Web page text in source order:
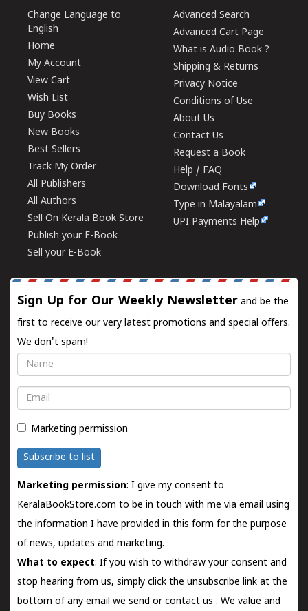
Change Language to
English
Home
My Account
View Cart
Wish List
Buy Books
New Books
Best Sellers
Track My Order
All Publishers
All Authors
Sell On Kerala Book Store
Publish your E-Book
Sell your E-Book
Advanced Search
Advanced Cart Page
What is Audio Book ?
Shipping & Returns
Privacy Notice
Conditions of Use
About Us
Contact Us
Request a Book
Help / FAQ
Download Fonts
Type in Malayalam
UPI Payments Help
Sign Up for Our Weekly Newsletter and be the
first to receive our very latest promotions and special offers.
We don't spam!
Name
Email
Marketing permission
Subscribe to list
Marketing permission: I give my consent to
KeralaBookStore.com to be in touch with me via email using
the information I have provided in this form for the purpose
of news, updates and marketing.
What to expect: If you wish to withdraw your consent and
stop hearing from us, simply click the unsubscribe link at the
bottom of any email we send orcontact us . We value and